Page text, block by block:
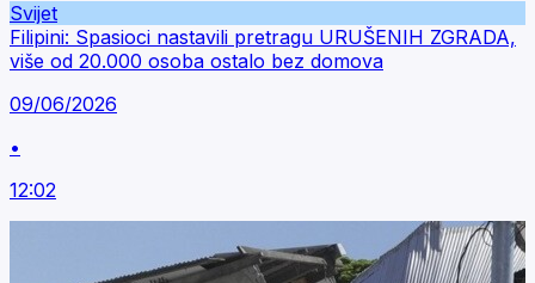
Svijet
Filipini: Spasioci nastavili pretragu URUŠENIH ZGRADA,
više od 20.000 osoba ostalo bez domova
09/06/2026
•
12:02